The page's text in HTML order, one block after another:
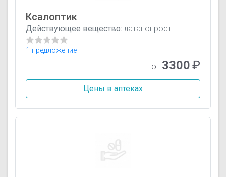
Ксалоптик
Действующее вещество: латанопрост
1 предложение
от 3300₽
Цены в аптеках